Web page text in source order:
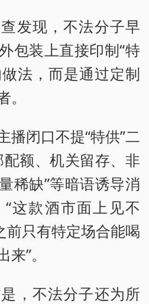
现，不法分子早
包装上直接印制“特
做法，而是通过定制
闭口不提“特供”二
额、机关留存、非
稀缺”等暗语诱导消
这款酒市面上见不
前只有特定场合能喝
”。
不法分子还为所